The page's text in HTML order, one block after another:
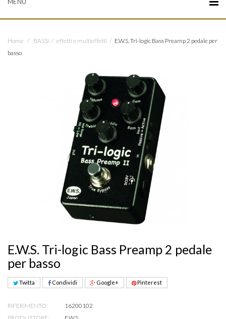
Home / BASSI / effetti e multieffetti / E.W.S. Tri-logic Bass Preamp 2 pedale per
basso
E.W.S. Tri-logic Bass Preamp 2 pedale
per basso
Twitta Condividi Google+ Pinterest
RIFERIMENTO:
16200102